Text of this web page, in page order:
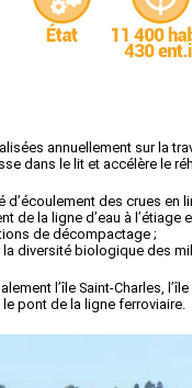
annuellement sur la
dans le lit et accélère le
d’écoulement des crues en
de la ligne d’eau à
de décompactage ;
la diversité biologique des
l’île Saint-Charles,
pont de la ligne ferroviaire.